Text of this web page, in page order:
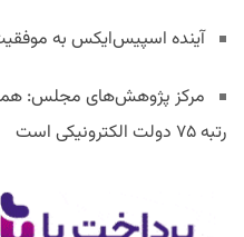
آینده اسپیس‌ایکس به
مرکز پژوهش‌های مجلس:
رتبه ۷۵ دولت الکترونیکی است